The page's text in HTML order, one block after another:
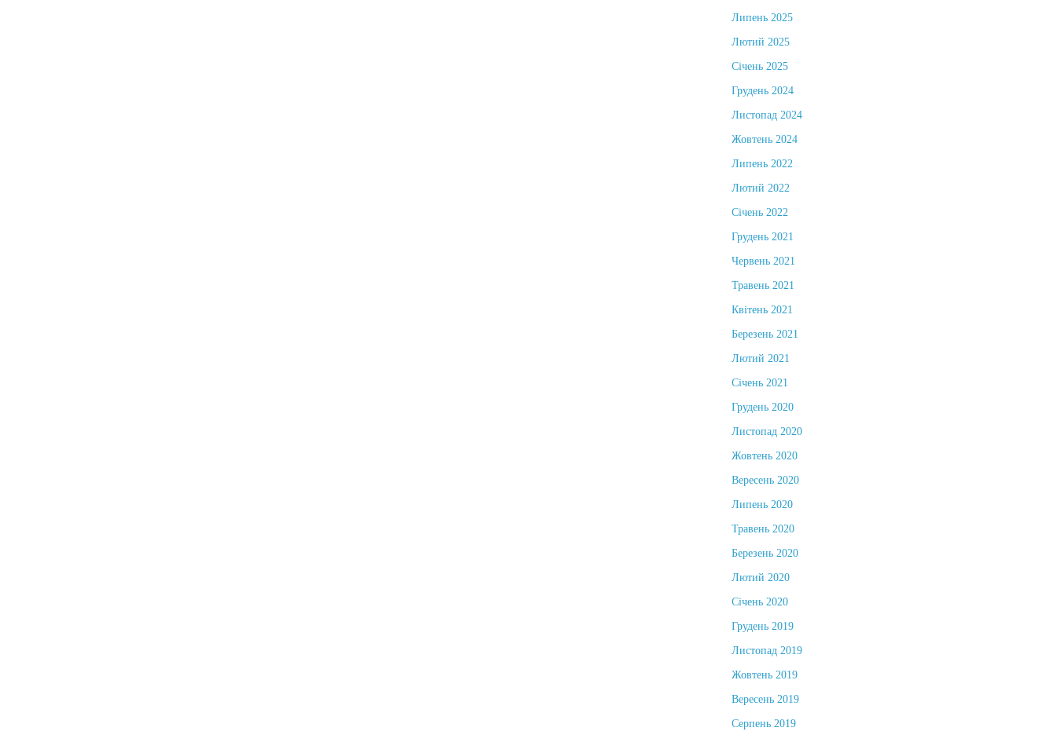
Липень 2025
Лютий 2025
Січень 2025
Грудень 2024
Листопад 2024
Жовтень 2024
Липень 2022
Лютий 2022
Січень 2022
Грудень 2021
Червень 2021
Травень 2021
Квітень 2021
Березень 2021
Лютий 2021
Січень 2021
Грудень 2020
Листопад 2020
Жовтень 2020
Вересень 2020
Липень 2020
Травень 2020
Березень 2020
Лютий 2020
Січень 2020
Грудень 2019
Листопад 2019
Жовтень 2019
Вересень 2019
Серпень 2019